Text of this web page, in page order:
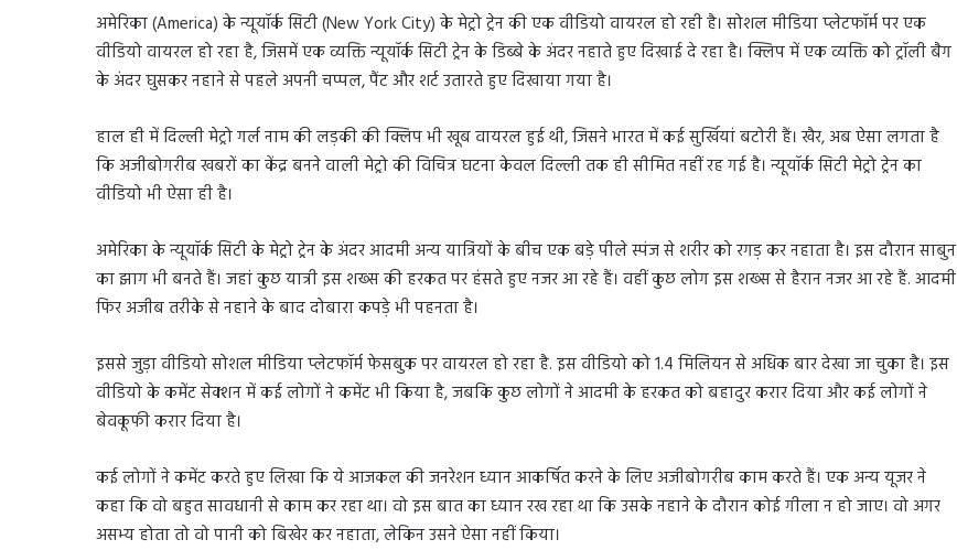
अमेरिका (America) के न्यूयॉर्क सिटी (New York City) के मेट्रो ट्रेन की एक वीडियो वायरल हो रही है। सोशल मीडिया प्लेटफॉर्म पर एक
वीडियो वायरल हो रहा है, जिसमें एक व्यक्ति न्यूयॉर्क सिटी ट्रेन के डिब्बे के अंदर नहाते हुए दिखाई दे रहा है। क्लिप में एक व्यक्ति को ट्रॉली बैग
के अंदर घुसकर नहाने से पहले अपनी चप्पल, पैंट और शर्ट उतारते हुए दिखाया गया है।
हाल ही में दिल्ली मेट्रो गर्ल नाम की लड़की की क्लिप भी खूब वायरल हुई थी, जिसने भारत में कई सुर्खियां बटोरी हैं। खैर, अब ऐसा लगता है
कि अजीबोगरीब खबरों का केंद्र बनने वाली मेट्रो की विचित्र घटना केवल दिल्ली तक ही सीमित नहीं रह गई है। न्यूयॉर्क सिटी मेट्रो ट्रेन का
वीडियो भी ऐसा ही है।
अमेरिका के न्यूयॉर्क सिटी के मेट्रो ट्रेन के अंदर आदमी अन्य यात्रियों के बीच एक बड़े पीले स्पंज से शरीर को रगड़ कर नहाता है। इस दौरान साबुन
का झाग भी बनते हैं। जहां कुछ यात्री इस शख्स की हरकत पर हंसते हुए नजर आ रहे हैं। वहीं कुछ लोग इस शख्स से हैरान नजर आ रहे हैं. आदमी
फिर अजीब तरीके से नहाने के बाद दोबारा कपड़े भी पहनता है।
इससे जुड़ा वीडियो सोशल मीडिया प्लेटफॉर्म फेसबुक पर वायरल हो रहा है. इस वीडियो को 1.4 मिलियन से अधिक बार देखा जा चुका है। इस
वीडियो के कमेंट सेक्शन में कई लोगों ने कमेंट भी किया है, जबकि कुछ लोगों ने आदमी के हरकत को बहादुर करार दिया और कई लोगों ने
बेवकूफी करार दिया है।
कई लोगों ने कमेंट करते हुए लिखा कि ये आजकल की जनरेशन ध्यान आकर्षित करने के लिए अजीबोगरीब काम करते हैं। एक अन्य यूजर ने
कहा कि वो बहुत सावधानी से काम कर रहा था। वो इस बात का ध्यान रख रहा था कि उसके नहाने के दौरान कोई गीला न हो जाए। वो अगर
असभ्य होता तो वो पानी को बिखेर कर नहाता, लेकिन उसने ऐसा नहीं किया।